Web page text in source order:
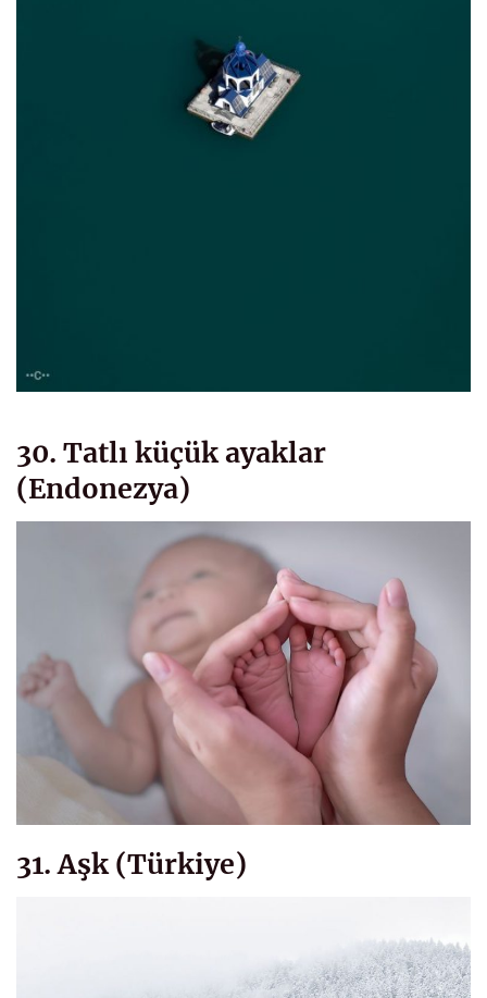
30. Tatlı küçük ayaklar
(Endonezya)
31. Aşk (Türkiye)